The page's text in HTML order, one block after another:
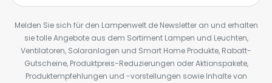
Melden Sie sich für den Lampenwelt.de Newsletter an und erhalten
sie tolle Angebote aus dem Sortiment Lampen und Leuchten,
Ventilatoren, Solaranlagen und Smart Home Produkte, Rabatt-
Gutscheine, Produktpreis-Reduzierungen oder Aktionspakete,
Produktempfehlungen und -vorstellungen sowie Inhalte von